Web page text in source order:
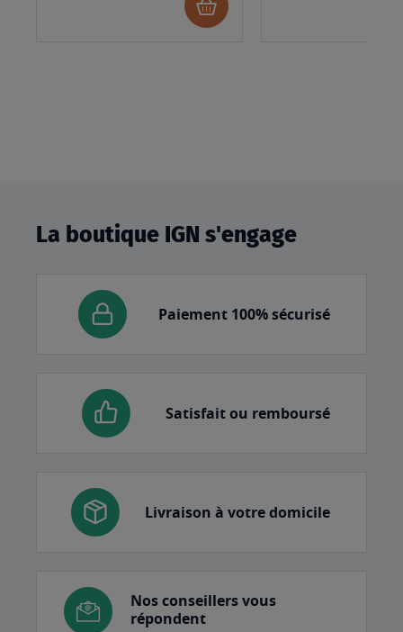
au
La boutique IGN s'engage
Paiement 100% sécurisé
Satisfait ou remboursé
Livraison à votre domicile
Nos conseillers vous
répondent